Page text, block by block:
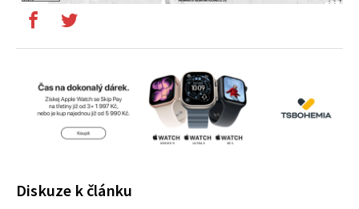
Diskuze k článku